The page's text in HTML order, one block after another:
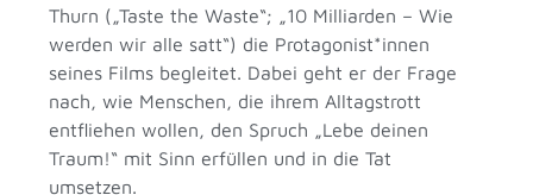
Thurn („Taste the Waste“; „10 Milliarden – Wie
werden wir alle satt“) die Protagonist*innen
seines Films begleitet. Dabei geht er der Frage
nach, wie Menschen, die ihrem Alltagstrott
entfliehen wollen, den Spruch „Lebe deinen
Traum!“ mit Sinn erfüllen und in die Tat
umsetzen.